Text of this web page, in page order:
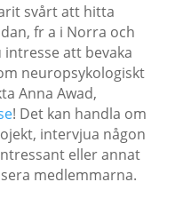
svårt att hitta
fr a i Norra och
att bevaka
neuropsykologiskt
Anna Awad,
! Det kan handla om
intervjua någon
eller annat
medlemmarna.